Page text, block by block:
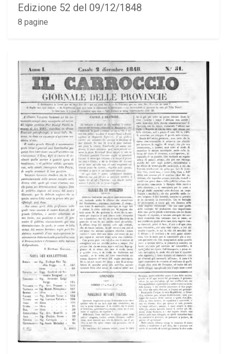
Edizione 52 del 09/12/1848
8 pagine